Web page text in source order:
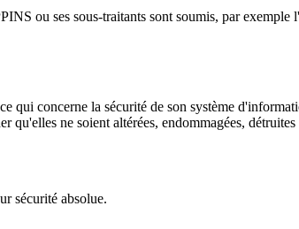
ou ses sous-traitants sont soumis, par exemple
qui concerne la sécurité de son système
ne soient altérées, endommagées,
sécurité absolue.